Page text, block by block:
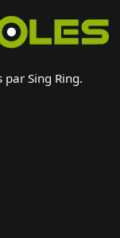
Sing Ring.